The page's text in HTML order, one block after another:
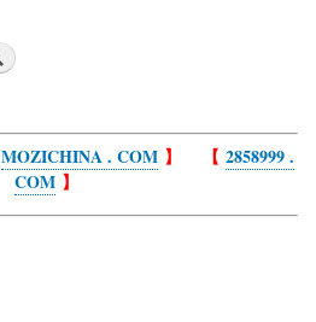
MOZICHINA . COM】 【 2858999 .
COM】